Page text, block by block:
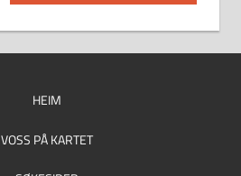
Post:
HEIM
VOSS PÅ KARTET